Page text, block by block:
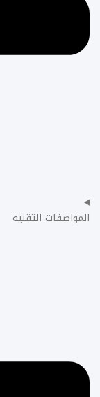
المواصفات التقنية